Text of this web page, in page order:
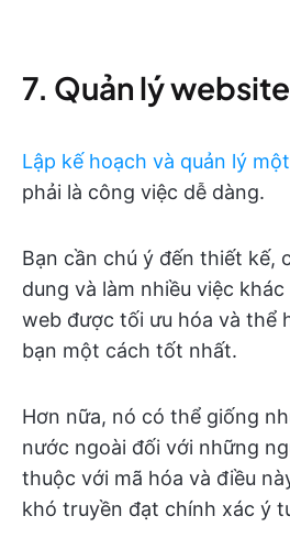
7. Quản lý website
Lập kế hoạch và quản lý
phải là công việc dễ dàng.
Bạn cần chú ý đến thiết kế,
dung và làm nhiều việc
web được tối ưu hóa và thể
bạn một cách tốt nhất.
Hơn nữa, nó có thể giống
nước ngoài đối với những
thuộc với mã hóa và điều
khó truyền đạt chính xác ý